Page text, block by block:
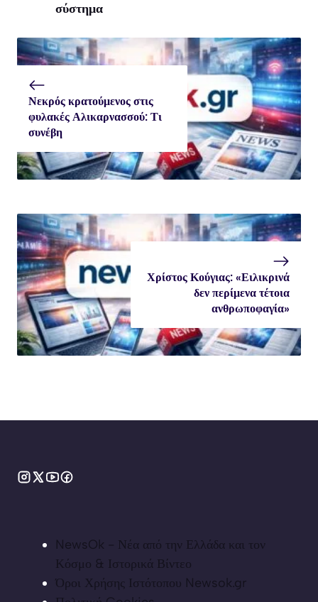
σύστημα
Νεκρός κρατούμενος στις
φυλακές Αλικαρνασσού: Τι
συνέβη
Χρίστος Κούγιας: «Ειλικρινά
δεν περίμενα τέτοια
ανθρωποφαγία»
NewsOk - Νέα από την Ελλάδα και τον
Κόσμο & Ιστορικά Βίντεο
Όροι Χρήσης Ιστότοπου Newsok.gr